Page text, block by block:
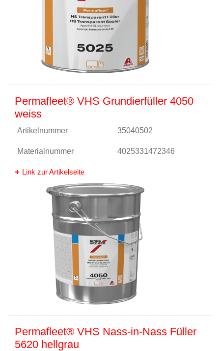
Permafleet® VHS Grundierfüller 4050
weiss
Artikelnummer 35040502
Materialnummer 4025331472346
Link zur Artikelseite
Permafleet® VHS Nass-in-Nass Füller
5620 hellgrau